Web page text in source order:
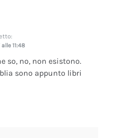
11:48
so, no, non esistono.
sono appunto libri